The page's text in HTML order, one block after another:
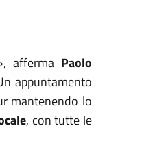
afferma Paolo
appuntamento
mantenendo lo
, con tutte le